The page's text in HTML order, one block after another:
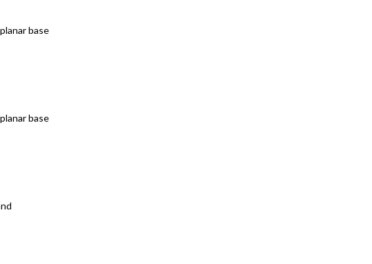
base
base